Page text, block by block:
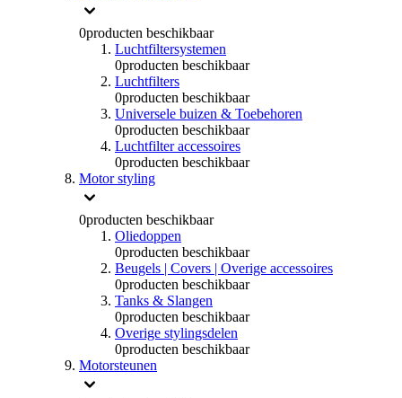
0producten beschikbaar
Luchtfiltersystemen
0producten beschikbaar
Luchtfilters
0producten beschikbaar
Universele buizen & Toebehoren
0producten beschikbaar
Luchtfilter accessoires
0producten beschikbaar
Motor styling
0producten beschikbaar
Oliedoppen
0producten beschikbaar
Beugels | Covers | Overige accessoires
0producten beschikbaar
Tanks & Slangen
0producten beschikbaar
Overige stylingsdelen
0producten beschikbaar
Motorsteunen